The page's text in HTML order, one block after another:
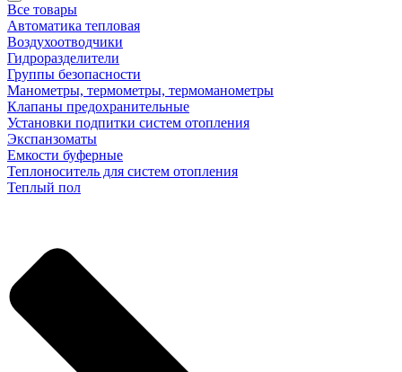
Все товары
Автоматика тепловая
Воздухоотводчики
Гидроразделители
Группы безопасности
Манометры, термометры, термоманометры
Клапаны предохранительные
Установки подпитки систем отопления
Экспанзоматы
Емкости буферные
Теплоноситель для систем отопления
Теплый пол